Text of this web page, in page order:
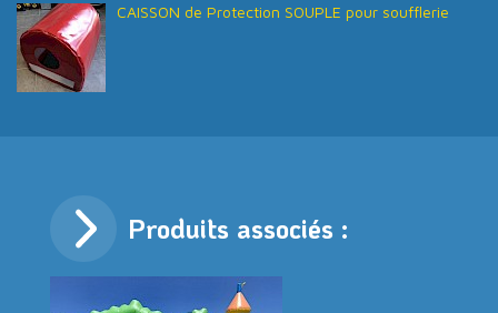
CAISSON de Protection SOUPLE pour soufflerie
Produits associés :